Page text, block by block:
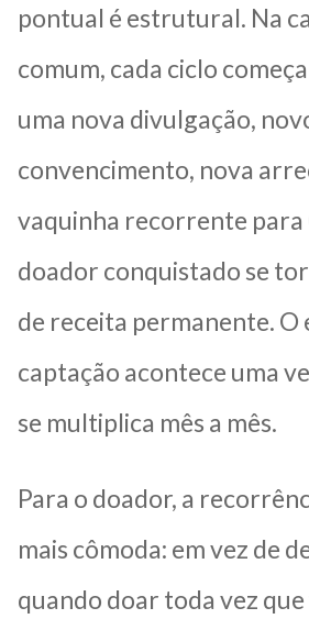
pontual é estrutural. Na
comum, cada ciclo
uma nova divulgação,
convencimento, nova
vaquinha recorrente para
doador conquistado se
de receita permanente. O
captação acontece uma
se multiplica mês a mês.
Para o doador, a
mais cômoda: em vez de
quando doar toda vez